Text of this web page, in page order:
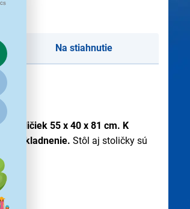
Na stiahnutie
stoličiek 55 x 40 x 81 cm. K
uskladnenie. Stôl aj stoličky sú